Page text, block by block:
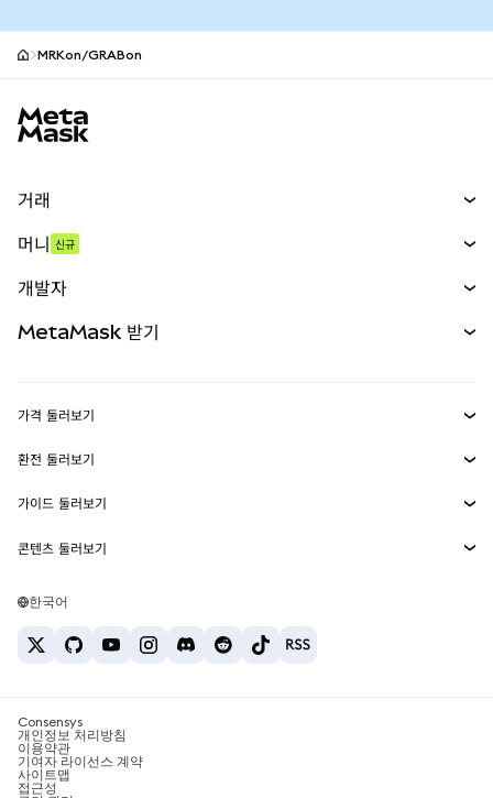
MRKon/GRABon
거래
무기한 선물
실물자산
머니 신규
개발자
MetaMask Connect
Snaps
웹3 서비스
MetaMask 받기
보안
고객 지원
채용
가격 둘러보기
이더리움 가격
솔라나 가격
테더 가격
환전 둘러보기
ETH를 USD로 환전
USDT를 INR로 환전
BTC를 INR로 환전
ETH를 USDT로 환전
가이드 둘러보기
ETH 매수
USDT 매수
SHIB 매수
BNB 매수
콘텐츠 둘러보기
솔라나 지갑
암호화폐 세금 뉴스
암호화폐 매수 방법
한국어
Consensys
개인정보 처리방침
이용약관
기여자 라이선스 계약
사이트맵
접근성